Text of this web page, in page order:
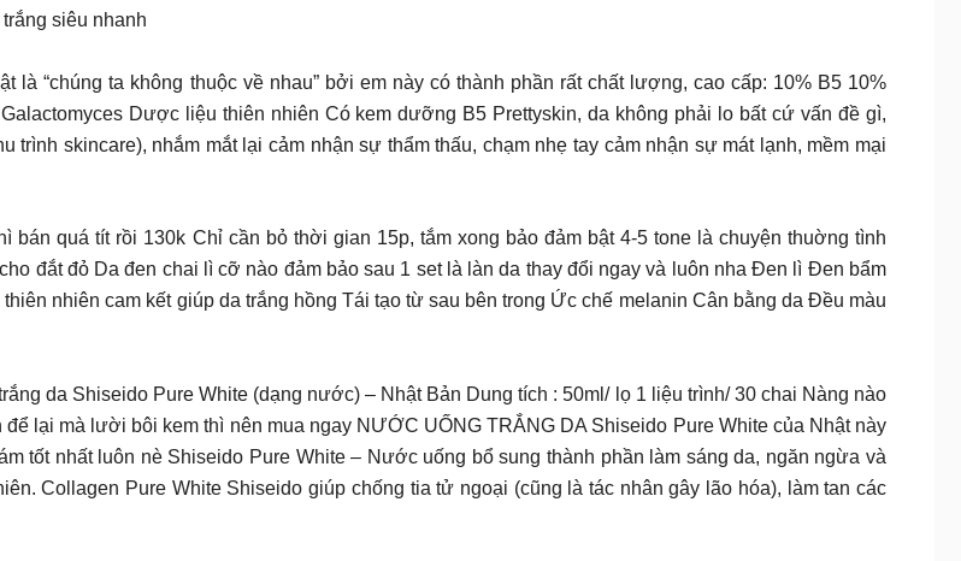
siêu nhanh
“chúng ta không thuộc về nhau” bởi em này có thành phần rất chất lượng, cao cấp: 10% B5 10%
Dược liệu thiên nhiên Có kem dưỡng B5 Prettyskin, da không phải lo bất cứ vấn đề gì,
skincare), nhắm mắt lại cảm nhận sự thẩm thấu, chạm nhẹ tay cảm nhận sự mát lạnh, mềm mại
bán quá tít rồi 130k Chỉ cần bỏ thời gian 15p, tắm xong bảo đảm bật 4-5 tone là chuyện thuờng tình
đắt đỏ Da đen chai lì cỡ nào đảm bảo sau 1 set là làn da thay đổi ngay và luôn nha Đen lì Đen bẩm
nhiên cam kết giúp da trắng hồng Tái tạo từ sau bên trong Ức chế melanin Cân bằng da Đều màu
Shiseido Pure White (dạng nước) – Nhật Bản Dung tích : 50ml/ lọ 1 liệu trình/ 30 chai Nàng nào
lại mà lười bôi kem thì nên mua ngay NƯỚC UỐNG TRẮNG DA Shiseido Pure White của Nhật này
tốt nhất luôn nè Shiseido Pure White – Nước uống bổ sung thành phần làm sáng da, ngăn ngừa và
Collagen Pure White Shiseido giúp chống tia tử ngoại (cũng là tác nhân gây lão hóa), làm tan các